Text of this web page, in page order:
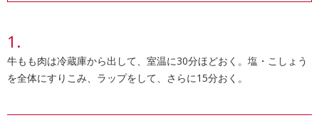
牛もも肉は冷蔵庫から出して、室温に30分ほどおく。塩・こしょう
を全体にすりこみ、ラップをして、さらに15分おく。